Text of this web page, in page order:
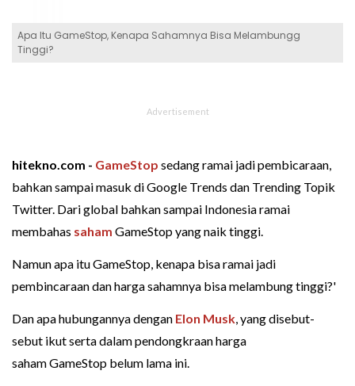
Apa Itu GameStop, Kenapa Sahamnya Bisa Melambungg
Tinggi?
hitekno.com - GameStop sedang ramai jadi pembicaraan,
bahkan sampai masuk di Google Trends dan Trending Topik
Twitter. Dari global bahkan sampai Indonesia ramai
membahas saham GameStop yang naik tinggi.
Namun apa itu GameStop, kenapa bisa ramai jadi
pembincaraan dan harga sahamnya bisa melambung tinggi?'
Dan apa hubungannya dengan Elon Musk, yang disebut-
sebut ikut serta dalam pendongkraan harga
saham GameStop belum lama ini.